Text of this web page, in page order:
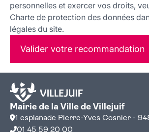
personnelles et exercer vos droits,
Charte de protection des données
légales du site.
Valider votre recommandation
Mairie de la Ville de Villejuif
1 esplanade Pierre-Yves Cosnier -
01 45 59 20 00